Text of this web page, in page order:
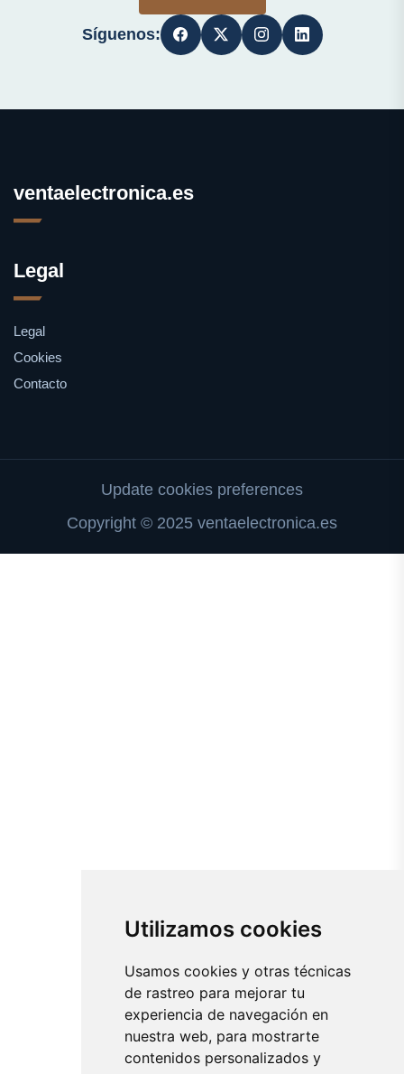
Utilizamos cookies
Usamos cookies y otras técnicas
de rastreo para mejorar tu
experiencia de navegación en
nuestra web, para mostrarte
contenidos personalizados y
Síguenos:
ventaelectronica.es
Legal
Legal
Cookies
Contacto
Update cookies preferences
Copyright © 2025 ventaelectronica.es